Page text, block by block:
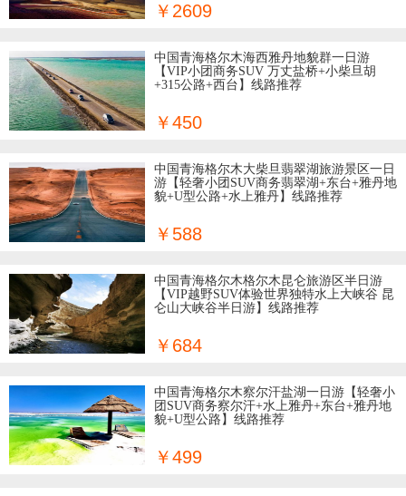
￥2609
中国青海格尔木海西雅丹地貌群一日游
【VIP小团商务SUV 万丈盐桥+小柴旦胡
+315公路+西台】线路推荐
￥450
中国青海格尔木大柴旦翡翠湖旅游景区一日
游【轻奢小团SUV商务翡翠湖+东台+雅丹地
貌+U型公路+水上雅丹】线路推荐
￥588
中国青海格尔木格尔木昆仑旅游区半日游
【VIP越野SUV体验世界独特水上大峡谷 昆
仑山大峡谷半日游】线路推荐
￥684
中国青海格尔木察尔汗盐湖一日游【轻奢小
团SUV商务察尔汗+水上雅丹+东台+雅丹地
貌+U型公路】线路推荐
￥499